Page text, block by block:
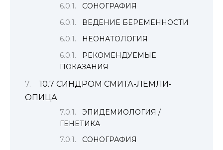
СОНОГРАФИЯ
ВЕДЕНИЕ БЕРЕМЕННОСТИ
НЕОНАТОЛОГИЯ
РЕКОМЕНДУЕМЫЕ
ПОКАЗАНИЯ
10.7 СИНДРОМ СМИТА-ЛЕМЛИ-
ОПИЦА
ЭПИДЕМИОЛОГИЯ /
ГЕНЕТИКА
СОНОГРАФИЯ